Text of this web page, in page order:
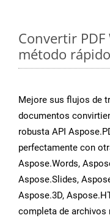
Convertir
método
Mejore sus flujos de
documentos
robusta API
perfectamente con
Aspose.Words,
Aspose.Slides,
Aspose.3D,
completa de